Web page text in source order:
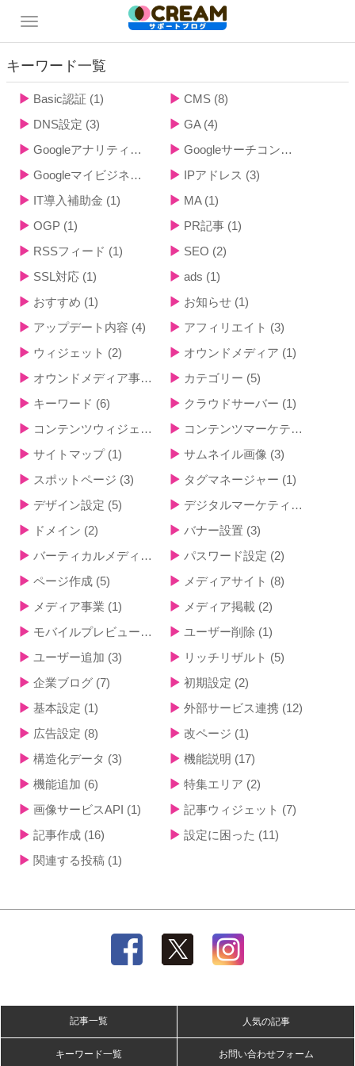
キーワード一覧
Basic認証 (1) CMS (8)
DNS設定 (3) GA(4)
Googleアナリティクス
Googleサーチコンソール
Googleマイビジネス
IPアドレス (3)
IT導入補助金 (1) MA(1)
OGP (1) PR記事 (1)
RSSフィード (1) SEO (2)
SSL対応 (1) ads (1)
おすすめ (1) お知らせ (1)
アップデート内容 (4) アフィリエイト (3)
ウィジェット (2) オウンドメディア (1)
オウンドメディア事例
カテゴリー (5)
キーワード (6) クラウドサーバー (1)
コンテンツウィジェット
(2) コンテンツマーケティング
サイトマップ(1) サムネイル画像 (3)
スポットページ (3) タグマネージャー (1)
デザイン設定 (5) デジタルマーケティング
ドメイン (2) バナー設置 (3)
バーティカルメディア
パスワード設定 (2)
ページ作成 (5) メディアサイト (8)
メディア事業 (1) メディア掲載 (2)
モバイルプレビュー(1) ユーザー削除 (1)
ユーザー追加 (3) リッチリザルト (5)
企業ブログ (7) 初期設定 (2)
基本設定 (1) 外部サービス連携 (12)
広告設定 (8) 改ページ (1)
構造化データ (3) 機能説明 (17)
機能追加 (6) 特集エリア (2)
画像サービスAPI (1) 記事ウィジェット (7)
記事作成 (16) 設定に困った (11)
関連する投稿 (1)
記事一覧 人気の記事
キーワード一覧 お問い合わせフォーム